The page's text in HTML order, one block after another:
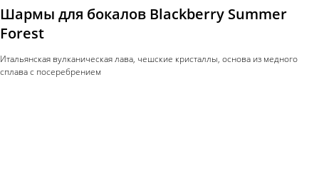
Шармы для бокалов Blackberry Summer
Forest
Итальянская вулканическая лава, чешские кристаллы, основа из медного
сплава с посеребрением